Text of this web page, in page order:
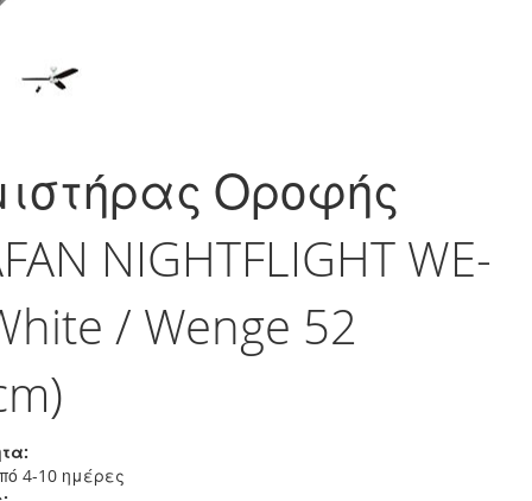
Οροφής
NIGHTFLIGHT WE-
/ Wenge 52
4-10 ημέρες